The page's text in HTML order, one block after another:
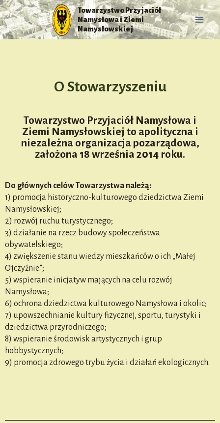
Towarzystwo Przyjaciół
Namysłowa i Ziemi
Namysłowskiej
O Stowarzyszeniu
Towarzystwo Przyjaciół Namysłowa i
Ziemi Namysłowskiej to apolityczna i
niezależna organizacja pozarządowa,
założona 18 września 2014 roku.
Do głównych celów Towarzystwa należą:
1) promocja historyczno-kulturowego dziedzictwa Ziemi
Namysłowskiej;
2) rozwój ruchu turystycznego;
3) działanie na rzecz budowy społeczeństwa
obywatelskiego;
4) zwiększenie stanu wiedzy mieszkańców o ich „Małej
Ojczyźnie”;
5) wspieranie inicjatyw mających na celu rozwój
Namysłowa;
6) ochrona dziedzictwa kulturowego Namysłowa i okolic;
7) upowszechnianie kultury fizycznej, sportu, turystyki i
dziedzictwa przyrodniczego;
8) wspieranie środowisk artystycznych i grup
hobbystycznych;
9) promocja zdrowego trybu życia i działań ekologicznych.